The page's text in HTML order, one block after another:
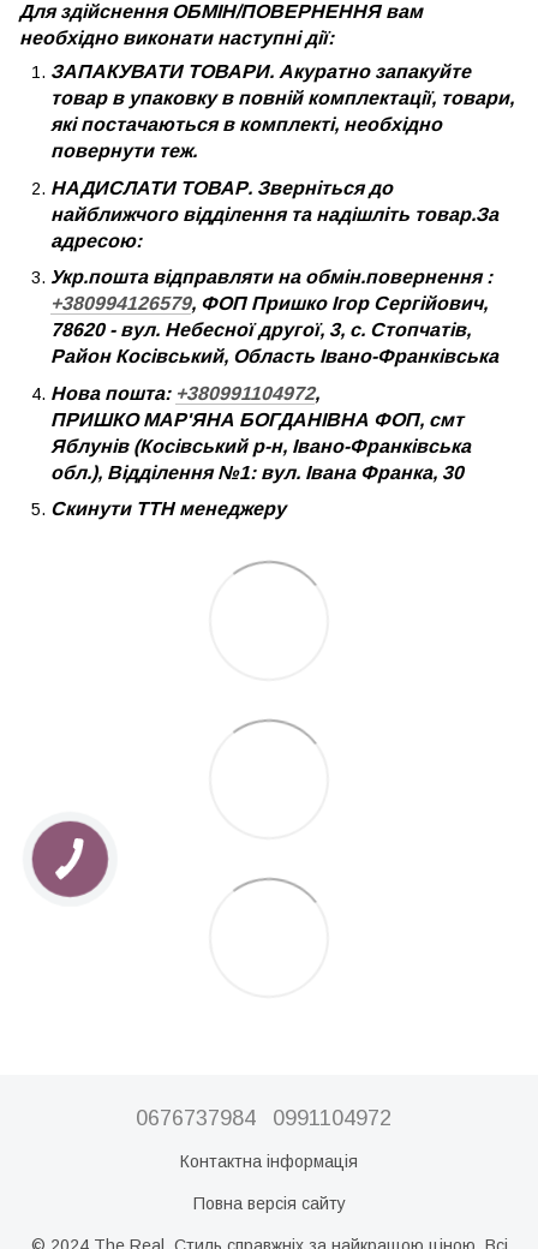
Для здійснення ОБМІН/ПОВЕРНЕННЯ вам
необхідно виконати наступні дії:
ЗАПАКУВАТИ ТОВАРИ. Акуратно запакуйте
товар в упаковку в повній комплектації, товари,
які постачаються в комплекті, необхідно
повернути теж.
НАДИСЛАТИ ТОВАР. Зверніться до
найближчого відділення та надішліть товар.За
адресою:
Укр.пошта відправляти на обмін.повернення :
+380994126579, ФОП Пришко Ігор Сергійович,
78620 - вул. Небесної другої, 3, с. Стопчатів,
Район Косівський, Область Івано-Франківська
Нова пошта: +380991104972,
ПРИШКО МАР'ЯНА БОГДАНІВНА ФОП, смт
Яблунів (Косівський р-н, Івано-Франківська
обл.), Відділення №1: вул. Івана Франка, 30
Скинути ТТН менеджеру
0676737984 0991104972
Контактна інформація
Повна версія сайту